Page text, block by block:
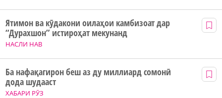
НАСЛИ НАВ
Ятимон ва кӯдакони оилаҳои камбизоат дар
“Дурахшон” истироҳат мекунанд
ХАБАРИ РӮЗ
Ба нафақагирон беш аз ду миллиард сомонӣ
дода шудааст